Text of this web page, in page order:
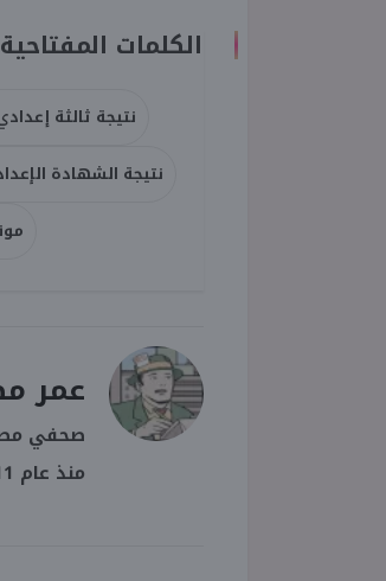
الكلمات المفتاحية
نتيجة ثالثة
نتيجة الشهادة
عمر
صحفي
منذ عام 2011